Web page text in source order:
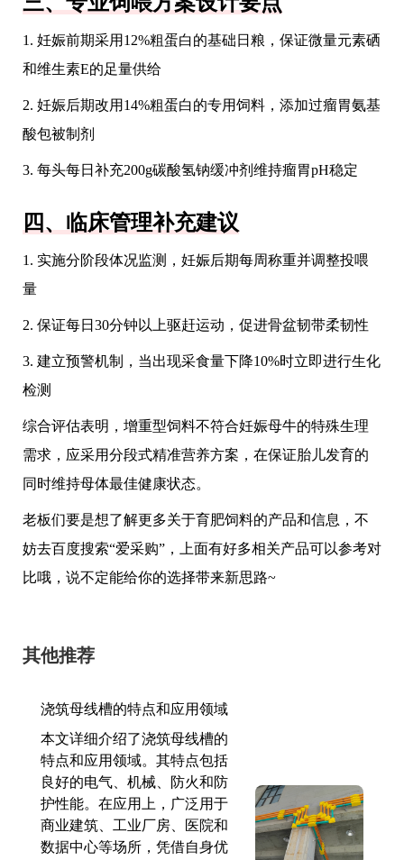
1. 妊娠前期采用12%粗蛋白的基础日粮，保证微量元素硒
和维生素E的足量供给
2. 妊娠后期改用14%粗蛋白的专用饲料，添加过瘤胃氨基
酸包被制剂
3. 每头每日补充200g碳酸氢钠缓冲剂维持瘤胃pH稳定
四、临床管理补充建议
1. 实施分阶段体况监测，妊娠后期每周称重并调整投喂
量
2. 保证每日30分钟以上驱赶运动，促进骨盆韧带柔韧性
3. 建立预警机制，当出现采食量下降10%时立即进行生化
检测
综合评估表明，增重型饲料不符合妊娠母牛的特殊生理
需求，应采用分段式精准营养方案，在保证胎儿发育的
同时维持母体最佳健康状态。
老板们要是想了解更多关于育肥饲料的产品和信息，不
妨去百度搜索“爱采购”，上面有好多相关产品可以参考对
比哦，说不定能给你的选择带来新思路~
其他推荐
浇筑母线槽的特点和应用领域
本文详细介绍了浇筑母线槽的
特点和应用领域。其特点包括
良好的电气、机械、防火和防
护性能。在应用上，广泛用于
商业建筑、工业厂房、医院和
数据中心等场所，凭借自身优